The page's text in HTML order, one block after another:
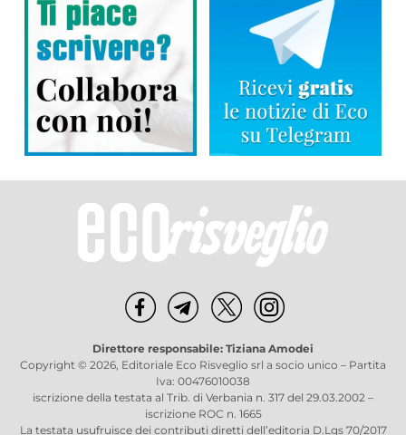
Direttore responsabile: Tiziana Amodei
Copyright © 2026, Editoriale Eco Risveglio srl a socio unico – Partita
Iva: 00476010038
iscrizione della testata al Trib. di Verbania n. 317 del 29.03.2002 –
iscrizione ROC n. 1665
La testata usufruisce dei contributi diretti dell’editoria D.Lgs 70/2017